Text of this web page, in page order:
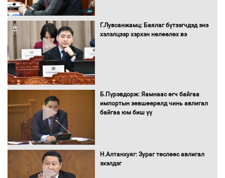
орчныг бүрдүүллээ
Г.Лувсанжамц: Баялаг бүтээгчдэд энэ
хэлэлцээр хэрхэн нөлөөлөх вэ
Б.Пүрэвдорж: Яамнаас өгч байгаа
импортын зөвшөөрөлд чинь авлигал
байгаа юм биш үү
Н.Алтанхуяг: Зураг төслөөс авлигал
эхэлдэг